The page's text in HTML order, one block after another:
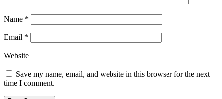
Name *
Email *
Website
Save my name, email, and website in this browser for the next
time I comment.